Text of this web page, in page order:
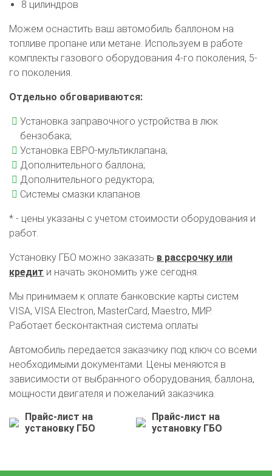
О автосервисе
Отзывы клиентов
2-го поколения 4-го поколения
5-го поколения
Цена на установку ГБО
8 цилиндров
Можем оснастить ваш автомобиль баллоном на
топливе пропане или метане. Используем в работе
комплекты газового оборудования 4-го поколения, 5-
го поколения.
Отдельно обговариваются:
Установка заправочного устройства в люк
бензобака;
Установка ЕВРО-мультиклапана;
Дополнительного баллона;
Дополнительного редуктора;
Системы смазки клапанов.
* - цены указаны с учетом стоимости оборудования и
работ.
Установку ГБО можно заказать в рассрочку или
кредит и начать экономить уже сегодня.
Мы принимаем к оплате банковские карты систем
VISA, VISA Electron, MasterCard, Maestro, МИР.
Работает бесконтактная система оплаты
Автомобиль передается заказчику под ключ со всеми
необходимыми документами. Цены меняются в
зависимости от выбранного оборудования, баллона,
мощности двигателя и пожеланий заказчика.
Прайс-лист на
установку ГБО
Прайс-лист на
установку ГБО